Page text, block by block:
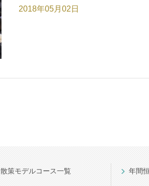
2018年05月02日
散策モデルコース一覧 年間